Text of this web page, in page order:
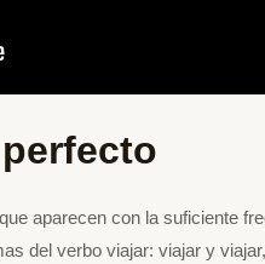
aparecen con la suficiente
del verbo viajar: viajar y